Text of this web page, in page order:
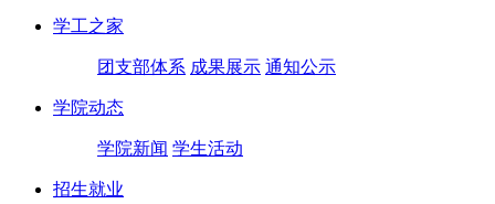
学工之家
团支部体系 成果展示 通知公示
学院动态
学院新闻 学生活动
招生就业